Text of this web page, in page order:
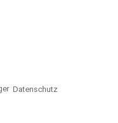
Datenschutz